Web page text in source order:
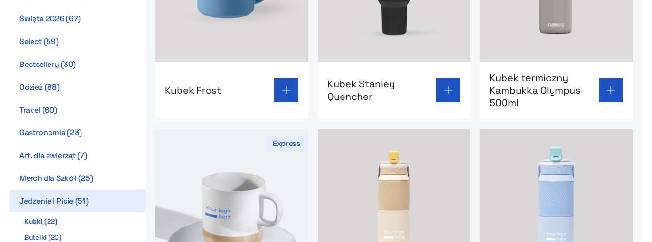
Święta 2026(67)
Select(59)
Bestsellery(30)
Odzież(88)
Travel (60)
Gastronomia(23)
Art. dla zwierząt(7)
Merch dla Szkół(25)
Jedzenie i Picie(51)
Kubki (22)
Butelki (20)
Kubek Frost
Kubek Stanley
Quencher
Kubek termiczny
Kambukka Olympus
500ml
Express